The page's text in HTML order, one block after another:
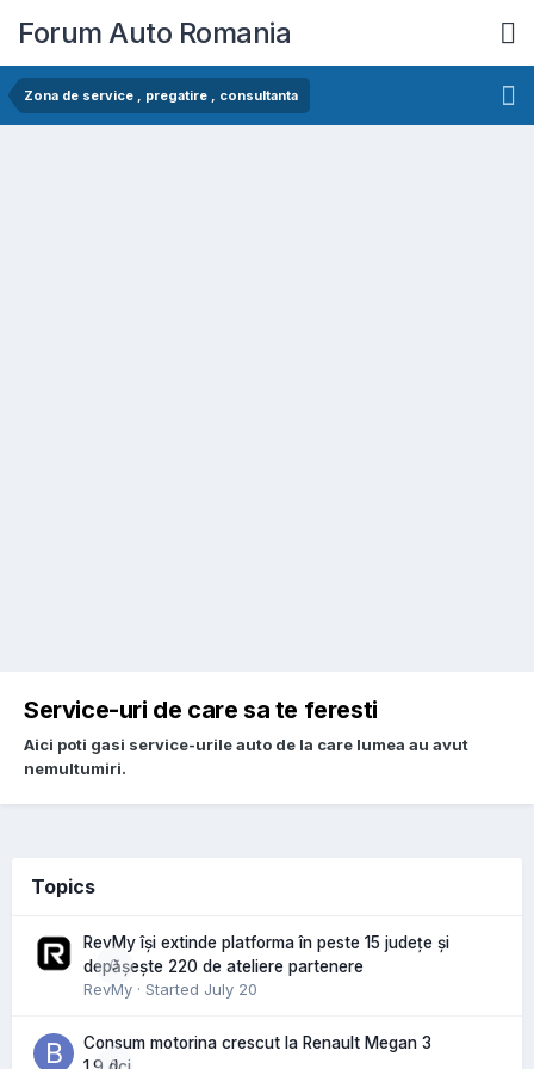
Forum Auto Romania
Zona de service , pregatire , consultanta
Service-uri de care sa te feresti
Aici poti gasi service-urile auto de la care lumea au avut
nemultumiri.
Topics
0
RevMy își extinde platforma în peste 15 județe și
depășește 220 de ateliere partenere
RevMy · Started July 20
0
Consum motorina crescut la Renault Megan 3